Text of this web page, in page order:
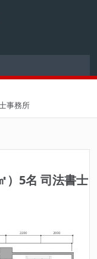
事務所
）5名 司法書士